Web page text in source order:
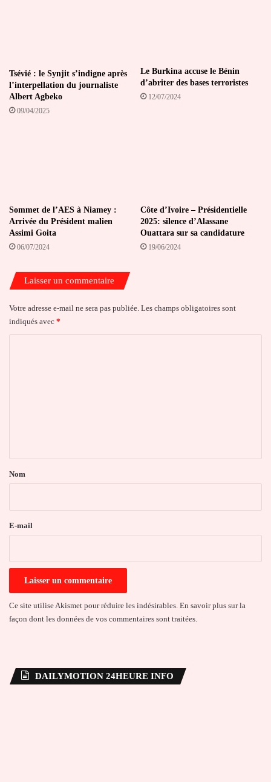
Tsévié : le Synjit s’indigne après
l’interpellation du journaliste
Albert Agbeko
09/04/2025
Le Burkina accuse le Bénin
d’abriter des bases terroristes
12/07/2024
Sommet de l’AES à Niamey :
Arrivée du Président malien
Assimi Goita
06/07/2024
Côte d’Ivoire – Présidentielle
2025: silence d’Alassane
Ouattara sur sa candidature
19/06/2024
Laisser un commentaire
Votre adresse e-mail ne sera pas publiée. Les champs obligatoires sont
indiqués avec *
a
e
Nom
E-mail
Ce site utilise Akismet pour réduire les indésirables. En savoir plus sur la
façon dont les données de vos commentaires sont traitées
DAILYMOTION 24HEURE INFO